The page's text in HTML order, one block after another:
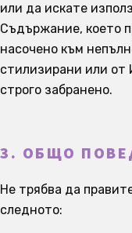
или да искате
Съдържание, което
насочено към
стилизирани или от
строго забранено.
3. ОБЩО
Не трябва да
следното: